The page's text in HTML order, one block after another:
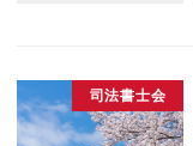
司法書士会